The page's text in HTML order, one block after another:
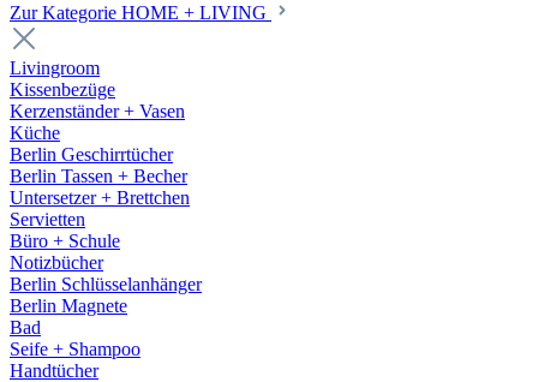
Zur Kategorie HOME + LIVING
Livingroom
Kissenbezüge
Kerzenständer + Vasen
Küche
Berlin Geschirrtücher
Berlin Tassen + Becher
Untersetzer + Brettchen
Servietten
Büro + Schule
Notizbücher
Berlin Schlüsselanhänger
Berlin Magnete
Bad
Seife + Shampoo
Handtücher